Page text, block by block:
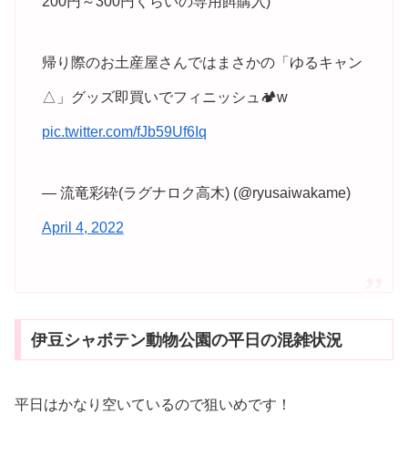
帰り際のお土産屋さんではまさかの「ゆるキャン
△」グッズ即買いでフィニッシュ🏕️w
pic.twitter.com/fJb59Uf6Iq
— 流竜彩砕(ラグナロク高木) (@ryusaiwakame)
April 4, 2022
伊豆シャボテン動物公園の平日の混雑状況
平日はかなり空いているので狙いめです！